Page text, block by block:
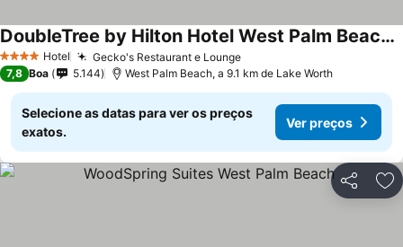
4 EstrelasHotel Gecko's Restaurant e LoungeVer preços
DoubleTree by Hilton Hotel West Palm Beach Airport
Ver preços
7,8 Boa 5.144 West Palm Beach, a 9.1 km de Lake Worth
Selecione as datas para ver os preços
exatos.
Ver preços
Partilhar